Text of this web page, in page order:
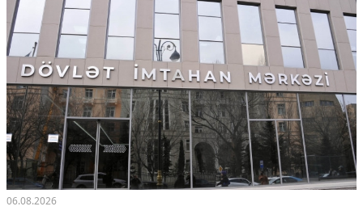
06.08.2026